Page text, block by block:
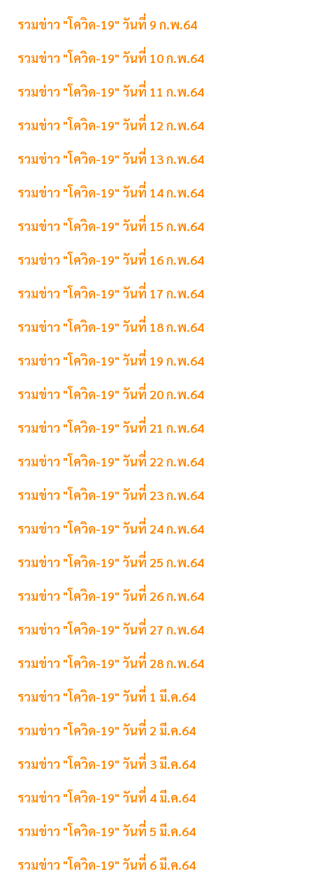
รวมข่าว "โควิด-19" วันที่ 9 ก.พ.64
รวมข่าว "โควิด-19" วันที่ 10 ก.พ.64
รวมข่าว "โควิด-19" วันที่ 11 ก.พ.64
รวมข่าว "โควิด-19" วันที่ 12 ก.พ.64
รวมข่าว "โควิด-19" วันที่ 13 ก.พ.64
รวมข่าว "โควิด-19" วันที่ 14 ก.พ.64
รวมข่าว "โควิด-19" วันที่ 15 ก.พ.64
รวมข่าว "โควิด-19" วันที่ 16 ก.พ.64
รวมข่าว "โควิด-19" วันที่ 17 ก.พ.64
รวมข่าว "โควิด-19" วันที่ 18 ก.พ.64
รวมข่าว "โควิด-19" วันที่ 19 ก.พ.64
รวมข่าว "โควิด-19" วันที่ 20 ก.พ.64
รวมข่าว "โควิด-19" วันที่ 21 ก.พ.64
รวมข่าว "โควิด-19" วันที่ 22 ก.พ.64
รวมข่าว "โควิด-19" วันที่ 23 ก.พ.64
รวมข่าว "โควิด-19" วันที่ 24 ก.พ.64
รวมข่าว "โควิด-19" วันที่ 25 ก.พ.64
รวมข่าว "โควิด-19" วันที่ 26 ก.พ.64
รวมข่าว "โควิด-19" วันที่ 27 ก.พ.64
รวมข่าว "โควิด-19" วันที่ 28 ก.พ.64
รวมข่าว "โควิด-19" วันที่ 1 มี.ค.64
รวมข่าว "โควิด-19" วันที่ 2 มี.ค.64
รวมข่าว "โควิด-19" วันที่ 3 มี.ค.64
รวมข่าว "โควิด-19" วันที่ 4 มี.ค.64
รวมข่าว "โควิด-19" วันที่ 5 มี.ค.64
รวมข่าว "โควิด-19" วันที่ 6 มี.ค.64